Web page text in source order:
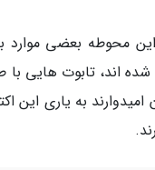
محوطه بعضی
اند، تابوت هایی
به یاری این